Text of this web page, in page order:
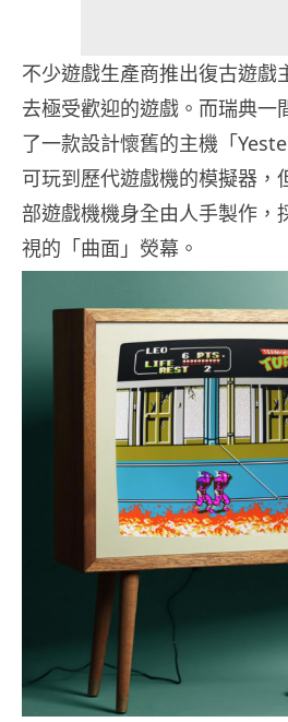
不少遊戲生產商推出復古遊戲
去極受歡迎的遊戲。而瑞典一
了一款設計懷舊的主機「
可玩到歷代遊戲機的模擬器，
部遊戲機機身全由人手製作，
視的「曲面」熒幕。